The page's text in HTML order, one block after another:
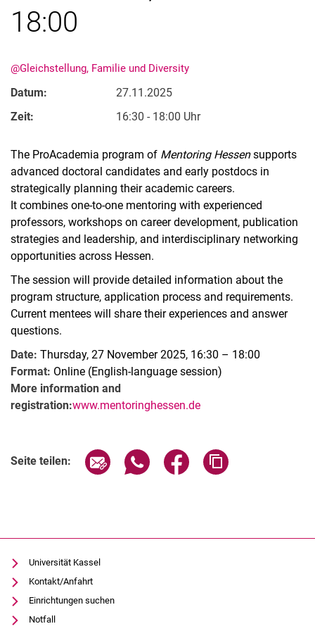
18:00
@Gleichstellung, Familie und Diversity
Datum:
27.11.2025
Zeit:
16:30 - 18:00 Uhr
The ProAcademia program of Mentoring Hessensupports
advanced doctoral candidates and early postdocs in
strategically planning their academic careers.
It combines one-to-one mentoring with experienced
professors, workshops on career development, publication
strategies and leadership, and interdisciplinary networking
opportunities across Hessen.
The session will provide detailed information about the
program structure, application process and requirements.
Current mentees will share their experiences and answer
questions.
Date: Thursday, 27 November 2025, 16:30 – 18:00
Format: Online (English-language session)
More information and
registration:www.mentoringhessen.de
Seite teilen: Seite über E-Mail teilen
Seite über WhatsApp teilen
Seite über Facebook
Universität Kassel
Kontakt/Anfahrt
Einrichtungen suchen
Notfall